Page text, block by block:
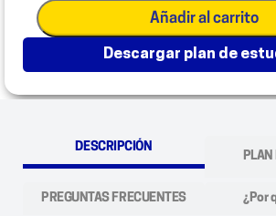
Añadir al carrito
descargar plan de
DESCRIPCIÓN
PREGUNTAS FRECUENTES ¿Por